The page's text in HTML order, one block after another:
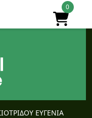
ΕΥΓΕΝΙΑ
0